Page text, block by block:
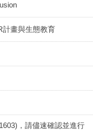
計畫與生態教育
，請儘速確認並進行